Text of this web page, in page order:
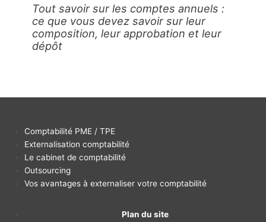
Tout savoir sur les comptes annuels :
ce que vous devez savoir sur leur
composition, leur approbation et leur
dépôt
Comptabilité PME / TPE
Externalisation comptabilité
Le cabinet de comptabilité
Outsourcing
Vos avantages à externaliser votre comptabilité
Plan du site